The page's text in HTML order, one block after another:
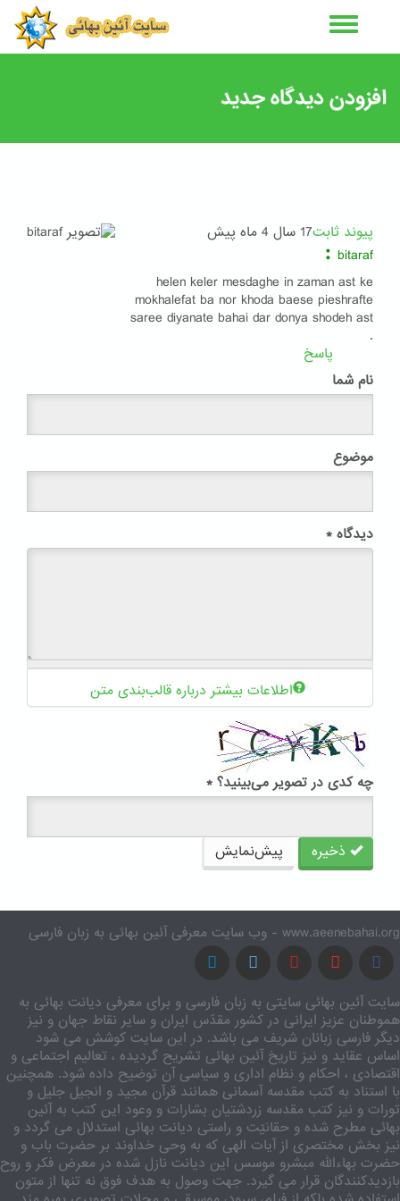
افزودن دیدگاه جدید
پیوند ثابت17 سال 4 ماه پیش
bitaraf
:
helen keler mesdaghe in zaman ast ke
mokhalefat ba nor khoda baese pieshrafte
saree diyanate bahai dar donya shodeh ast
.
پاسخ
نام شما
موضوع
دیدگاه *
اطلاعات بیشتر درباره قالب‌بندی متن
چه کدی در تصویر می‌بینید؟ *
ذخیره پیش‌نمایش
www.aeenebahai.org - وب سایت معرفی آئین بهائی به زبان فارسی
سایت آئین بهائی سایتی به زبان فارسی و برای معرفی دیانت بهائی به
هموطنان عزیز ایرانی در کشور مقدّس ایران و سایر نقاط جهان و نیز
دیگر فارسی زبانان شریف می باشد. در این سایت کوشش می شود
اساس عقاید و نیز تاریخ آئین بهائی تشریح گردیده ، تعالیم اجتماعی و
اقتصادی ، احکام و نظام اداری و سیاسی آن توضیح داده شود. همچنین
با استناد به کتب مقدسه آسمانی همانند قرآن مجید و انجیل جلیل و
تورات و نیز کتب مقدسه زردشتیان بشارات و وعود این کتب به آئین
بهائی مطرح شده و حقانیّت و راستی دیانت بهائی استدلال می گردد و
نیز بخش مختصری از آیات الهی که به وحی خداوند بر حضرت باب و
حضرت بهاءالله مبشرو موسس این دیانت نازل شده در معرض فکر و روح
بازدیدکنندگان قرار می گیرد. جهت وصول به هدف فوق نه تنها از متون